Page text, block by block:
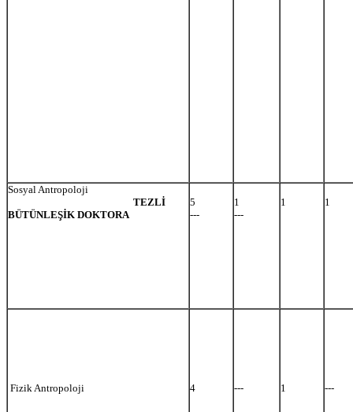
Sosyal Antropoloji
TEZLİ
BÜTÜNLEŞİK DOKTORA
5
---
1
---
1 1
Fizik Antropoloji 4 --- 1 ---